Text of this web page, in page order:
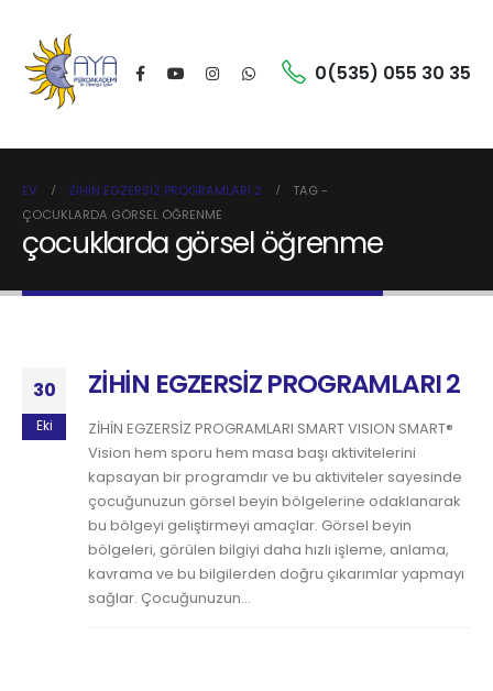
0(535) 055 30 35
EV ZİHİN EGZERSİZ PROGRAMLARI 2
TAG -
ÇOCUKLARDA GÖRSEL ÖĞRENME
çocuklarda görsel öğrenme
30
Eki
ZİHİN EGZERSİZ PROGRAMLARI 2
ZİHİN EGZERSİZ PROGRAMLARI SMART VISION SMART®
Vision hem sporu hem masa başı aktivitelerini
kapsayan bir programdır ve bu aktiviteler sayesinde
çocuğunuzun görsel beyin bölgelerine odaklanarak
bu bölgeyi geliştirmeyi amaçlar. Görsel beyin
bölgeleri, görülen bilgiyi daha hızlı işleme, anlama,
kavrama ve bu bilgilerden doğru çıkarımlar yapmayı
sağlar. Çocuğunuzun...